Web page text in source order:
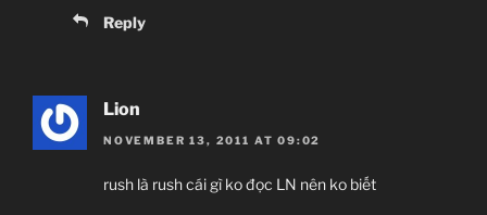
Reply
Lion
NOVEMBER 13, 2011 AT 09:02
rush là rush cái gì ko đọc LN nên ko biết